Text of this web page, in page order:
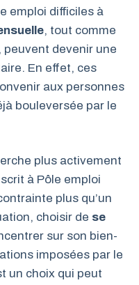
emploi difficiles à
, tout comme
devenir une
En effet, ces
aux personnes
bouleversée par le
plus activement
à Pôle emploi
plus qu’un
choisir de se
sur son bien-
imposées par le
un choix qui peut